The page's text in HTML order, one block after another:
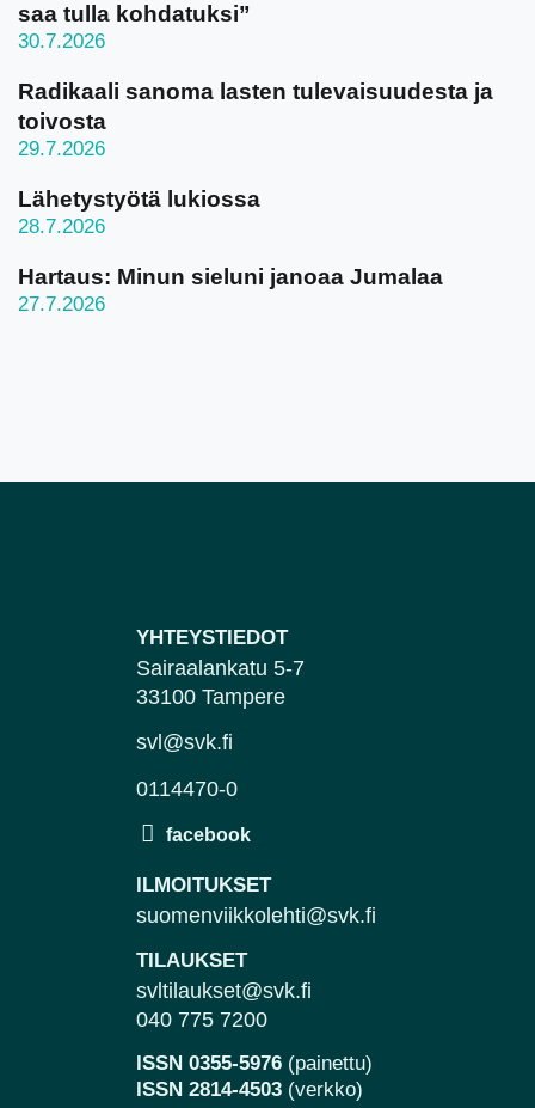
saa tulla kohdatuksi”
30.7.2026
Radikaali sanoma lasten tulevaisuudesta ja
toivosta
29.7.2026
Lähetystyötä lukiossa
28.7.2026
Hartaus: Minun sieluni janoaa Jumalaa
27.7.2026
YHTEYSTIEDOT
Sairaalankatu 5-7
33100 Tampere
svl@svk.fi
0114470-0
ILMOITUKSET
suomenviikkolehti@svk.fi
TILAUKSET
svltilaukset@svk.fi
040 775 7200
ISSN 0355-5976 (painettu)
ISSN 2814-4503 (verkko)